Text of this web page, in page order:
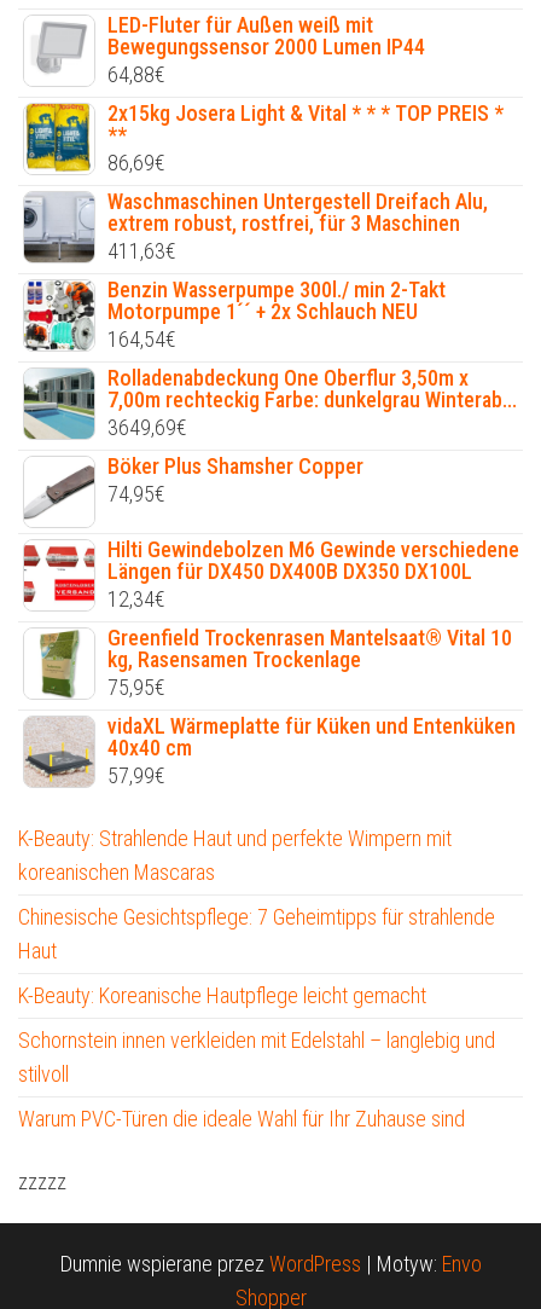
LED-Fluter für Außen weiß mit
Bewegungssensor 2000 Lumen IP44
64,88€
2x15kg Josera Light & Vital * * * TOP PREIS *
**
86,69€
Waschmaschinen Untergestell Dreifach Alu,
extrem robust, rostfrei, für 3 Maschinen
411,63€
Benzin Wasserpumpe 300l./ min 2-Takt
Motorpumpe 1´´ + 2x Schlauch NEU
164,54€
Rolladenabdeckung One Oberflur 3,50m x
7,00m rechteckig Farbe: dunkelgrau Winterab...
3649,69€
Böker Plus Shamsher Copper
74,95€
Hilti Gewindebolzen M6 Gewinde verschiedene
Längen für DX450 DX400B DX350 DX100L
12,34€
Greenfield Trockenrasen Mantelsaat® Vital 10
kg, Rasensamen Trockenlage
75,95€
vidaXL Wärmeplatte für Küken und Entenküken
40x40 cm
57,99€
K-Beauty: Strahlende Haut und perfekte Wimpern mit
koreanischen Mascaras
Chinesische Gesichtspflege: 7 Geheimtipps für strahlende
Haut
K-Beauty: Koreanische Hautpflege leicht gemacht
Schornstein innen verkleiden mit Edelstahl – langlebig und
stilvoll
Warum PVC-Türen die ideale Wahl für Ihr Zuhause sind
zzzzz
Dumnie wspierane przez WordPress | Motyw: Envo
Shopper